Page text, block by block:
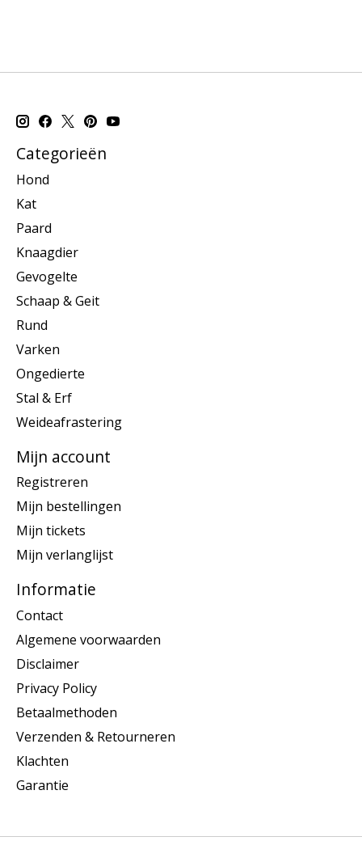
Categorieën
Hond
Kat
Paard
Knaagdier
Gevogelte
Schaap & Geit
Rund
Varken
Ongedierte
Stal & Erf
Weideafrastering
Mijn account
Registreren
Mijn bestellingen
Mijn tickets
Mijn verlanglijst
Informatie
Contact
Algemene voorwaarden
Disclaimer
Privacy Policy
Betaalmethoden
Verzenden & Retourneren
Klachten
Garantie